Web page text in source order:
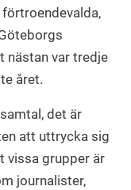
nästan var tredje
året.
det är
att uttrycka sig
vissa grupper är
journalister,